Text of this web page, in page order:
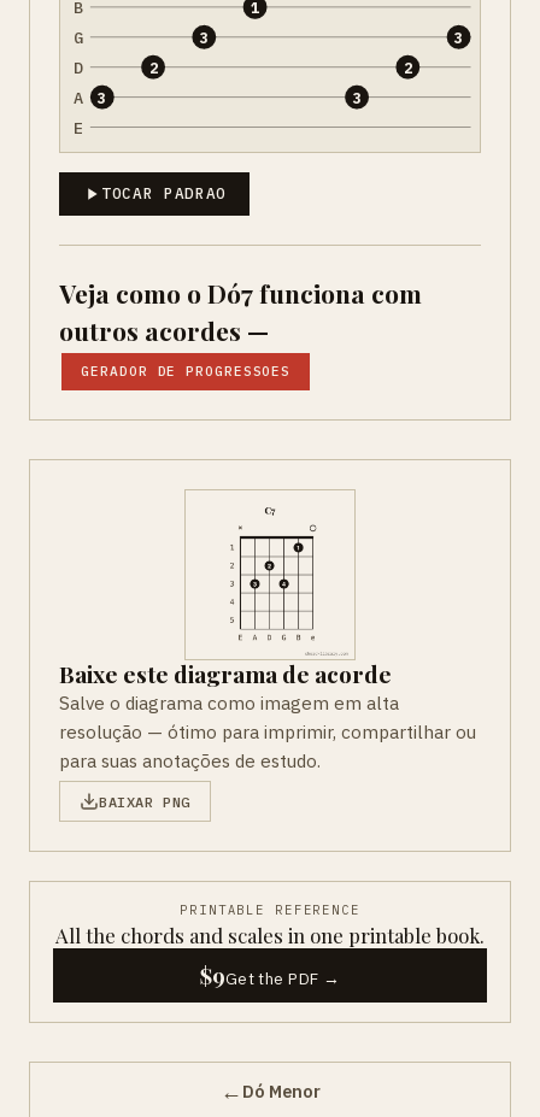
B
G
D
A
E
3
2
3
1
3
2
3
TOCAR PADRAO
Veja como o Dó7 funciona com
outros acordes —
GERADOR DE PROGRESSOES
Baixe este diagrama de acorde
Salve o diagrama como imagem em alta
resolução — ótimo para imprimir, compartilhar ou
para suas anotações de estudo.
BAIXAR PNG
PRINTABLE REFERENCE
All the chords and scales in one printable book.
$9Get the PDF →
← Dó Menor